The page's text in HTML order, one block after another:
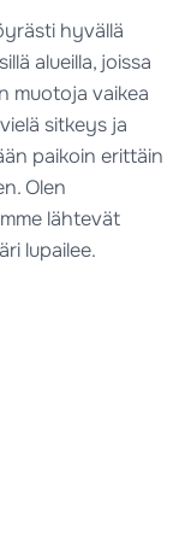
hyvällä
alueilla, joissa
muotoja vaikea
sitkeys ja
paikoin erittäin
Olen
lähtevät
lupailee.